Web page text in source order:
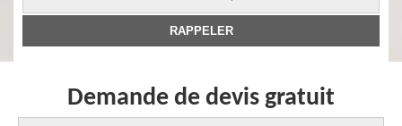
Demande de devis gratuit